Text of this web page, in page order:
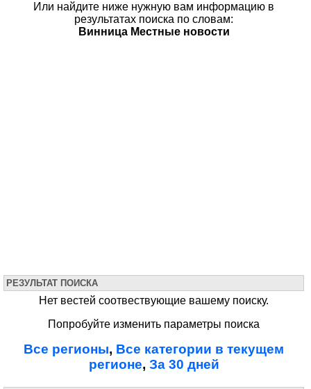
Или найдите ниже нужную вам информацию в
результатах поиска по словам:
Винница Местные новости
РЕЗУЛЬТАТ ПОИСКА
Нет вестей соотвествующие вашему поиску.
Попробуйте изменить параметры поиска
Все регионы, Все категории в текущем
регионе, За 30 дней